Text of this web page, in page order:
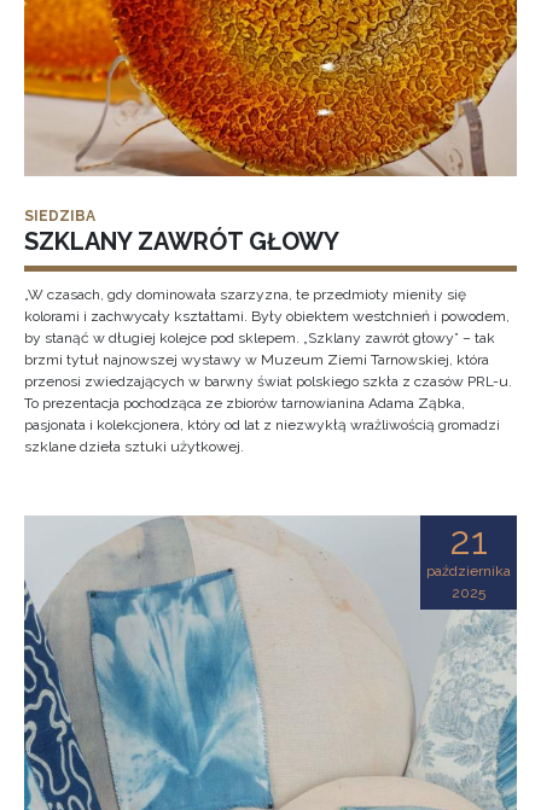
SIEDZIBA
SZKLANY ZAWRÓT GŁOWY
„W czasach, gdy dominowała szarzyzna, te przedmioty mieniły się
kolorami i zachwycały kształtami. Były obiektem westchnień i powodem,
by stanąć w długiej kolejce pod sklepem. „Szklany zawrót głowy” – tak
brzmi tytuł najnowszej wystawy w Muzeum Ziemi Tarnowskiej, która
przenosi zwiedzających w barwny świat polskiego szkła z czasów PRL-u.
To prezentacja pochodząca ze zbiorów tarnowianina Adama Ząbka,
pasjonata i kolekcjonera, który od lat z niezwykłą wrażliwością gromadzi
szklane dzieła sztuki użytkowej.
21
października
2025